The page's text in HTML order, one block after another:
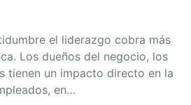
el liderazgo cobra más
Los dueños del negocio, los
tienen un impacto directo en la
en…